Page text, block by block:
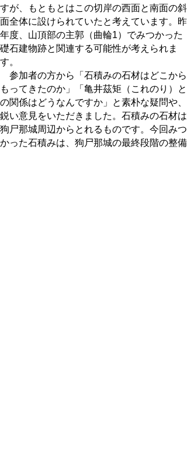
すが、もともとはこの切岸の西面と南面の斜
面全体に設けられていたと考えています。昨
年度、山頂部の主郭（曲輪1）でみつかった
礎石建物跡と関連する可能性が考えられま
す。
参加者の方から「石積みの石材はどこから
もってきたのか」「亀井茲矩（これのり）と
の関係はどうなんですか」と素朴な疑問や、
鋭い意見をいただきました。石積みの石材は
狗尸那城周辺からとれるものです。今回みつ
かった石積みは、狗尸那城の最終段階の整備